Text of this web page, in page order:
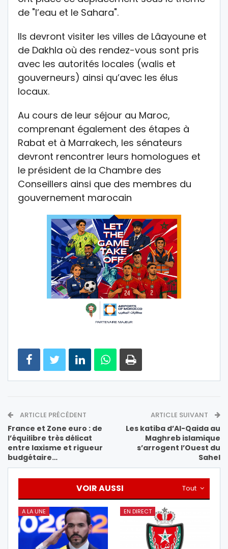
de "l’eau et le Sahara".
Ils devront visiter les villes de Lâayoune et
de Dakhla où des rendez-vous sont pris
avec les autorités locales (walis et
gouverneurs) ainsi qu’avec les élus
locaux.
Au cours de leur séjour au Maroc,
comprenant également des étapes à
Rabat et à Marrakech, les sénateurs
devront rencontrer leurs homologues et
le président de la Chambre des
Conseillers ainsi que des membres du
gouvernement marocain
ARTICLE PRÉCÉDENT
France et Zone euro : de
l’équilibre très délicat
entre laxisme et rigueur
budgétaire…
ARTICLE SUIVANT
Les katiba d’Al-Qaida au
Maghreb islamique
s’arrogent l’Ouest du
Sahel
Tout
VOIR AUSSI
A LA UNE EN DIRECT